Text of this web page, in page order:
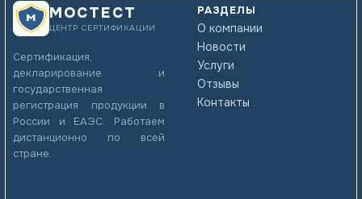
МОСТЕСТ
ЦЕНТР СЕРТИФИКАЦИИ
Сертификация,
декларирование и
государственная
регистрация продукции в
России и ЕАЭС. Работаем
дистанционно по всей
стране.
РАЗДЕЛЫ
О компании
Новости
Услуги
Отзывы
Контакты